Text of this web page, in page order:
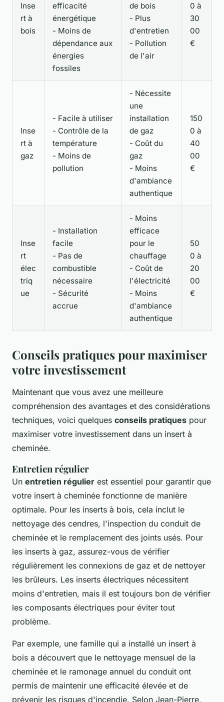
Inse
rt à
bois
efficacité
énergétique
- Moins de
dépendance aux
énergies
fossiles
de bois
- Plus
d'entretien
- Pollution
de l'air
0 à
30
00
€
Inse
rt à
gaz
- Facile à utiliser
- Contrôle de la
température
- Moins de
pollution
- Nécessite
une
installation
de gaz
- Coût du
gaz
- Moins
d'ambiance
authentique
150
0 à
40
00
€
Inse
rt
élec
triq
ue
- Installation
facile
- Pas de
combustible
nécessaire
- Sécurité
accrue
- Moins
efficace
pour le
chauffage
- Coût de
l'électricité
- Moins
d'ambiance
authentique
50
0 à
20
00
€
Conseils pratiques pour maximiser
votre investissement
Maintenant que vous avez une meilleure
compréhension des avantages et des considérations
techniques, voici quelques conseils pratiques pour
maximiser votre investissement dans un insert à
cheminée.
Entretien régulier
Un entretien régulier est essentiel pour garantir que
votre insert à cheminée fonctionne de manière
optimale. Pour les inserts à bois, cela inclut le
nettoyage des cendres, l'inspection du conduit de
cheminée et le remplacement des joints usés. Pour
les inserts à gaz, assurez-vous de vérifier
régulièrement les connexions de gaz et de nettoyer
les brûleurs. Les inserts électriques nécessitent
moins d'entretien, mais il est toujours bon de vérifier
les composants électriques pour éviter tout
problème.
Par exemple, une famille qui a installé un insert à
bois a découvert que le nettoyage mensuel de la
cheminée et le ramonage annuel du conduit ont
permis de maintenir une efficacité élevée et de
prévenir les risques d'incendie. Selon Jean-Pierre,